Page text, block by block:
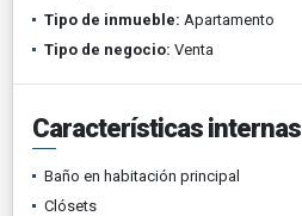
Tipo de inmueble: Apartamento
Tipo de negocio: Venta
Características internas
Baño en habitación principal
Clósets